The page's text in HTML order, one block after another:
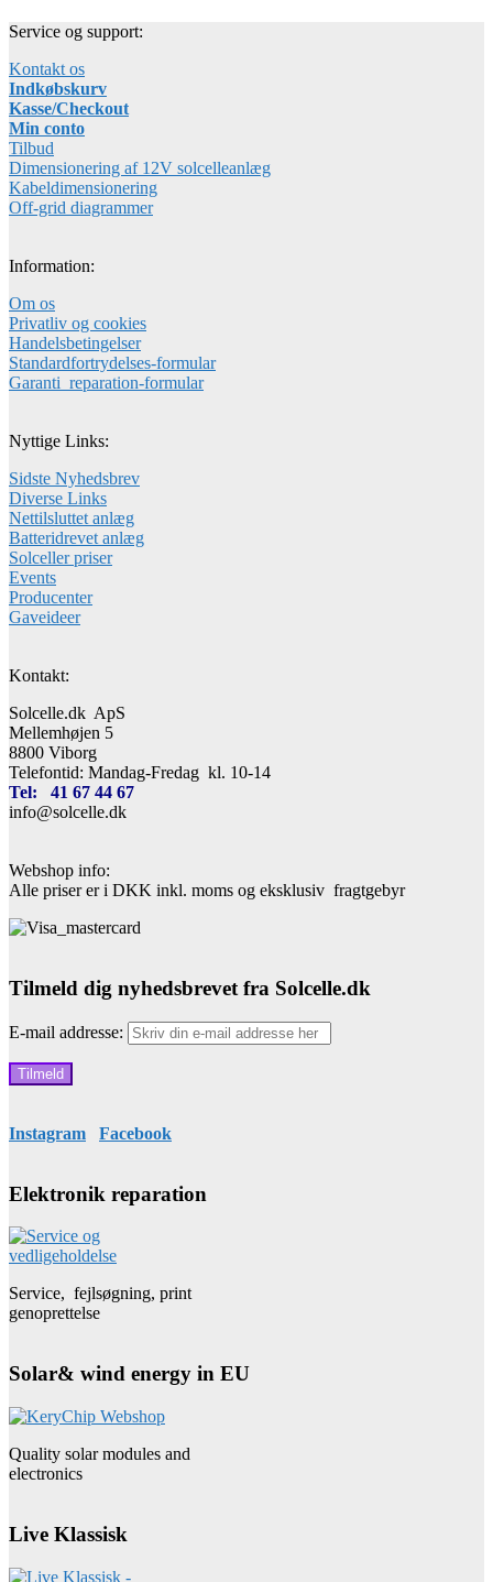
Service og support:
Kontakt os
Indkøbskurv
Kasse/Checkout
Min conto
Tilbud
Dimensionering af 12V solcelleanlæg
Kabeldimensionering
Off-grid diagrammer
Information:
Om os
Privatliv og cookies
Handelsbetingelser
Standardfortrydelses-formular
Garanti_reparation-formular
Nyttige Links:
Sidste Nyhedsbrev
Diverse Links
Nettilsluttet anlæg
Batteridrevet anlæg
Solceller priser
Events
Producenter
Gaveideer
Kontakt:
Solcelle.dk ApS
Mellemhøjen 5
8800 Viborg
Telefontid: Mandag-Fredag kl. 10-14
Tel: 41 67 44 67
info@solcelle.dk
Webshop info:
Alle priser er i DKK inkl. moms og eksklusiv fragtgebyr
Tilmeld dig nyhedsbrevet fra Solcelle.dk
E-mail addresse:
Instagram Facebook
Elektronik reparation
Service, fejlsøgning, print
genoprettelse
Solar& wind energy in EU
Quality solar modules and
electronics
Live Klassisk